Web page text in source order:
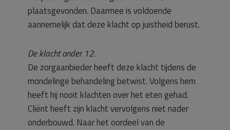
plaatsgevonden. Daarmee is voldoende
aannemelijk dat deze klacht op juistheid berust.
De klacht onder 12.
De zorgaanbieder heeft deze klacht tijdens de
mondelinge behandeling betwist. Volgens hem
heeft hij nooit klachten over het eten gehad.
Cliënt heeft zijn klacht vervolgens niet nader
onderbouwd. Naar het oordeel van de